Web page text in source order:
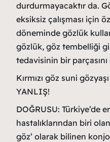
durdurmayacaktır da.
eksiksiz çalışması için
döneminde gözlük
gözlük, göz tembelliği
tedavisinin bir
Kırmızı göz suni
YANLIŞ!
DOĞRUSU: Türkiye’de
hastalıklarından biri olan
göz’ olarak bilinen